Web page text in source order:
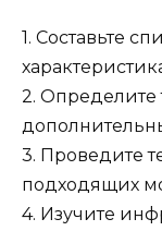
1. Составьте
2.
3. Проведите
подходящих
4. Изучите